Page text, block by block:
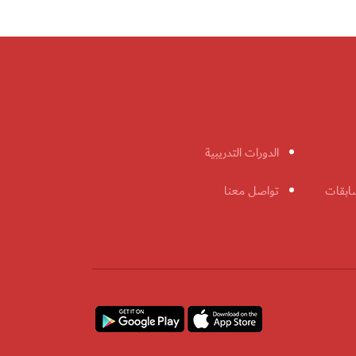
الدورات التدريبية
تواصل معنا